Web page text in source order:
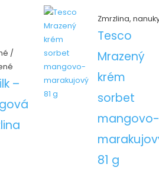
/
–
Zmrzlina,
Tesco
Mrazený
krém
sorbet
81 g